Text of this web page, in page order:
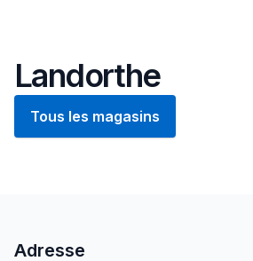
Landorthe
Tous les magasins
Adresse